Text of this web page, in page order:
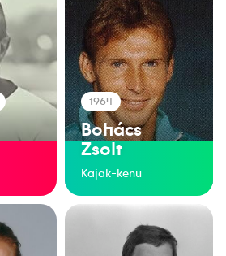
1964
Bohács
Zsolt
Kajak-kenu